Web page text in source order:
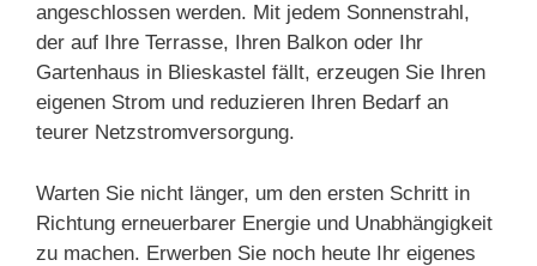
angeschlossen werden. Mit jedem Sonnenstrahl,
der auf Ihre Terrasse, Ihren Balkon oder Ihr
Gartenhaus in Blieskastel fällt, erzeugen Sie Ihren
eigenen Strom und reduzieren Ihren Bedarf an
teurer Netzstromversorgung.
Warten Sie nicht länger, um den ersten Schritt in
Richtung erneuerbarer Energie und Unabhängigkeit
zu machen. Erwerben Sie noch heute Ihr eigenes